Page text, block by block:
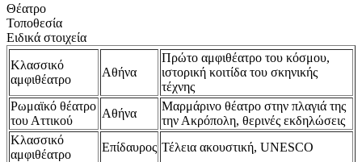
Θέατρο
Τοποθεσία
Ειδικά στοιχεία
Κλασσικό
αμφιθέατρο
Αθήνα
Πρώτο αμφιθέατρο του κόσμου,
ιστορική κοιτίδα του σκηνικής
τέχνης
Ρωμαϊκό θέατρο
του Αττικού
Αθήνα
Μαρμάρινο θέατρο στην πλαγιά της
την Ακρόπολη, θερινές εκδηλώσεις
Κλασσικό
αμφιθέατρο
Επίδαυρος Τέλεια ακουστική, UNESCO